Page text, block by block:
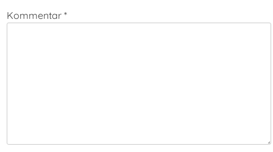
Kommentar*